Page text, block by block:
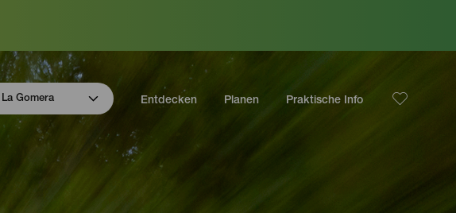
La Gomera Entdecken Planen Praktische Info